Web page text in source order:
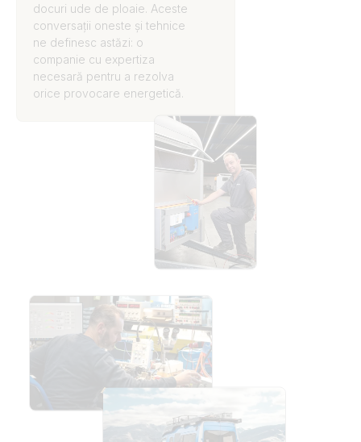
docuri ude de ploaie. Aceste
conversații oneste și tehnice
ne definesc astăzi: o
companie cu expertiza
necesară pentru a rezolva
orice provocare energetică.